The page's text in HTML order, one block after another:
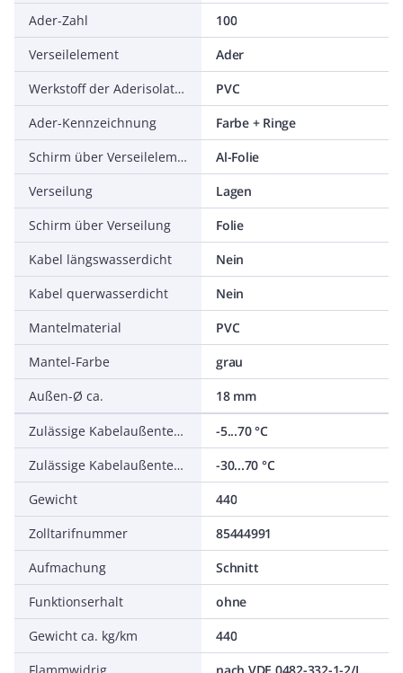
Ader-Zahl
100
Verseilelement
Ader
Werkstoff der Aderisolation
PVC
Ader-Kennzeichnung
Farbe + Ringe
Schirm über Verseilelement
Al-Folie
Verseilung
Lagen
Schirm über Verseilung
Folie
Kabel längswasserdicht
Nein
Kabel querwasserdicht
Nein
Mantelmaterial
PVC
Mantel-Farbe
grau
Außen-Ø ca.
18 mm
Zulässige Kabelaußentemperatur bei Montage/Handling
-5...70 °C
Zulässige Kabelaußentemperatur nach Montage ohne Erschütterung
-30...70 °C
Gewicht
440
Zolltarifnummer
85444991
Aufmachung
Schnitt
Funktionserhalt
ohne
Gewicht ca. kg/km
440